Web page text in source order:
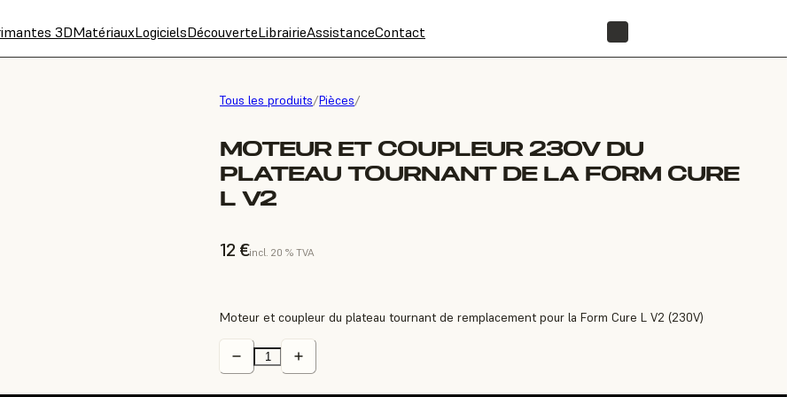
3DMatériauxLogicielsDécouverteLibrairieAssistanceContact
Tous les produits/Pièces/
MOTEUR ET COUPLEUR 230V DU
PLATEAU TOURNANT DE LA FORM CURE
L V2
12 €incl. 20 % TVA
Moteur et coupleur du plateau tournant de remplacement pour la Form Cure L V2 (230V)